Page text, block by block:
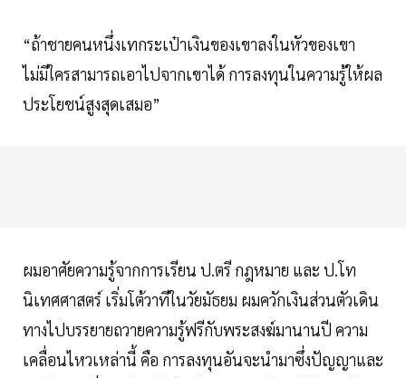
“ถ้าชายคนหนึ่งเทกระเป๋าเงินของเขาลงในหัวของเขา
ไม่มีใครสามารถเอาไปจากเขาได้ การลงทุนในความรู้ให้ผล
ประโยชน์สูงสุดเสมอ”
ผมอาศัยความรู้จากการเรียน ป.ตรี กฎหมาย และ ป.โท
นิเทศศาสตร์ เริ่มโต้วาทีในวัยมัธยม ผมควักเงินส่วนตัวเดิน
ทางไปบรรยายถวายความรู้ฟรีกับพระสงฆ์มานานปี ความ
เคลื่อนไหวเหล่านี้ คือ การลงทุนอันจะนำมาซึ่งปัญญาและ